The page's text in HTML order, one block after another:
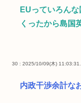
EUっていろん
くったから島国
30 : 2025/10/09(木)
内政干渉余計な